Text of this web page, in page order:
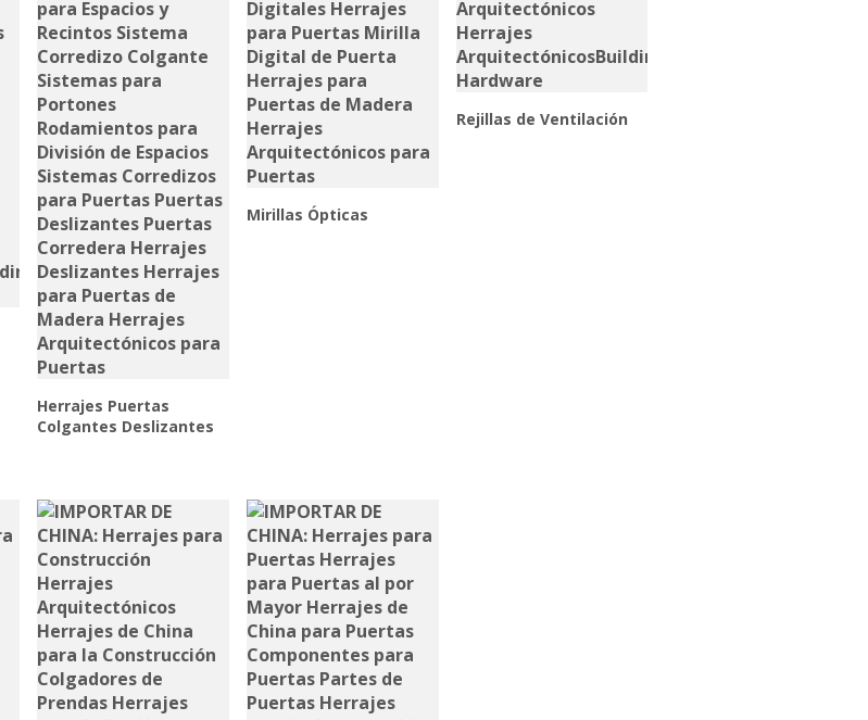
Herrajes Puertas
Colgantes Deslizantes
Mirillas Ópticas
Rejillas de Ventilación